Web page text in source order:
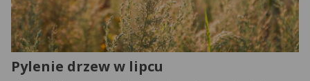
Pylenie drzew w lipcu